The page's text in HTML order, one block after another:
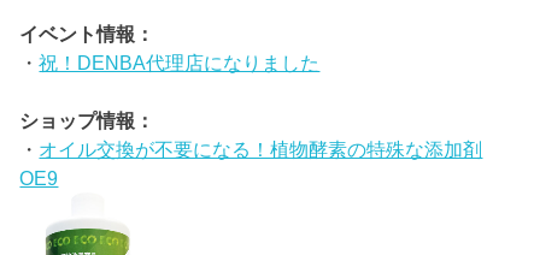
イベント情報：
・祝！DENBA代理店になりました
ショップ情報：
・ オイル交換が不要になる！植物酵素の特殊な添加剤
OE9